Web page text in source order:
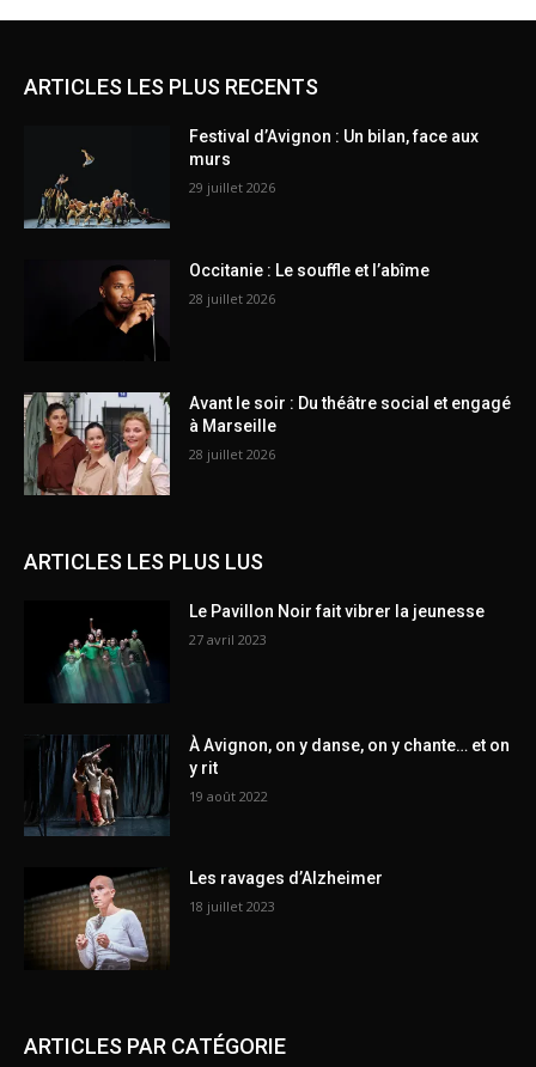
ARTICLES LES PLUS RECENTS
Festival d’Avignon : Un bilan, face aux
murs
29 juillet 2026
Occitanie : Le souffle et l’abîme
28 juillet 2026
Avant le soir : Du théâtre social et engagé
à Marseille
28 juillet 2026
ARTICLES LES PLUS LUS
Le Pavillon Noir fait vibrer la jeunesse
27 avril 2023
À Avignon, on y danse, on y chante… et on
y rit
19 août 2022
Les ravages d’Alzheimer
18 juillet 2023
ARTICLES PAR CATÉGORIE